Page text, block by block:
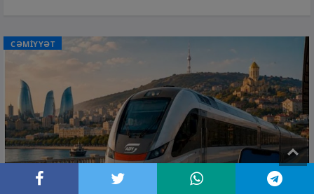
CƏMİYYƏT